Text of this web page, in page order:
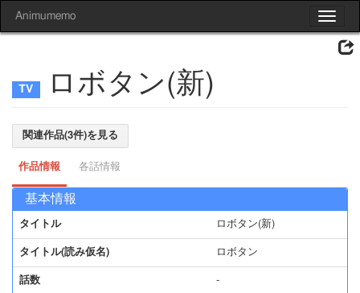
Toggle
Animumemo
ロボタン(新)
関連作品(3件)を見る
作品情報 各話情報
基本情報
タイトル ロボタン(新)
タイトル(読み仮名) ロボタン
話数 -